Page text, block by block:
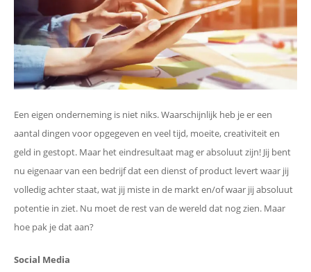
Een eigen onderneming is niet niks. Waarschijnlijk heb je er een
aantal dingen voor opgegeven en veel tijd, moeite, creativiteit en
geld in gestopt. Maar het eindresultaat mag er absoluut zijn! Jij bent
nu eigenaar van een bedrijf dat een dienst of product levert waar jij
volledig achter staat, wat jij miste in de markt en/of waar jij absoluut
potentie in ziet. Nu moet de rest van de wereld dat nog zien. Maar
hoe pak je dat aan?
Social Media